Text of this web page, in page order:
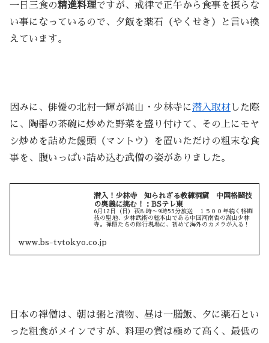
一日三食の精進料理ですが、戒律で正午から食事を摂らな
い事になっているので、夕飯を薬石（やくせき）と言い換
えています。
因みに、俳優の北村一輝が嵩山・少林寺に潜入取材 した際
に、陶器の茶碗に炒めた野菜を盛り付けて、その上にモヤ
シ炒めを詰めた饅頭（マントウ）を置いただけの粗末な食
事を、腹いっぱい詰め込む武僧の姿がありました。
潜入！少林寺 知られざる教練洞窟 中国格闘技
の奥義に挑む！：BSテレ東
6月12日（日）夜8:時～9時55分放送 １５００年続く格闘
技の聖地、少林武術の総本山である中国河南省の嵩山少林
寺。禅僧たちの修行現場に、初めて海外のカメラが入る！
www.bs-tvtokyo.co.jp
日本の禅僧は、朝は粥と漬物、昼は一膳飯、夕に薬石とい
った粗食がメインですが、料理の質は極めて高く、最低の